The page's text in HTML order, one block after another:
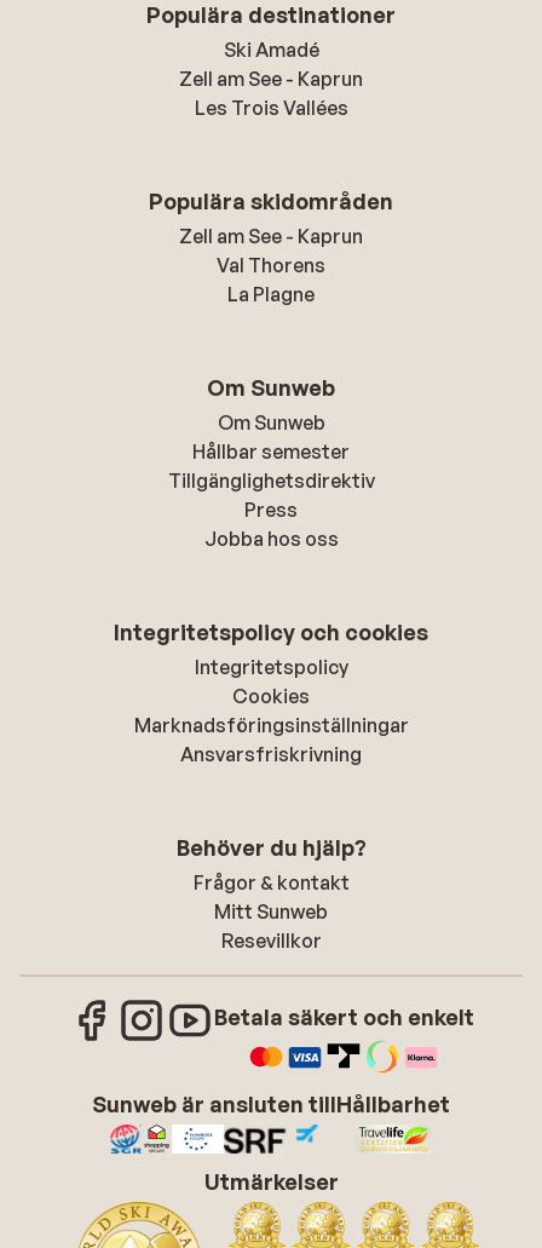
Populära destinationer
Ski Amadé
Zell am See - Kaprun
Les Trois Vallées
Populära skidområden
Zell am See - Kaprun
Val Thorens
La Plagne
Om Sunweb
Om Sunweb
Hållbar semester
Tillgänglighetsdirektiv
Press
Jobba hos oss
Integritetspolicy och cookies
Integritetspolicy
Cookies
Marknadsföringsinställningar
Ansvarsfriskrivning
Behöver du hjälp?
Frågor & kontakt
Mitt Sunweb
Resevillkor
Betala säkert och enkelt
Sunweb är ansluten tillHållbarhet
Utmärkelser